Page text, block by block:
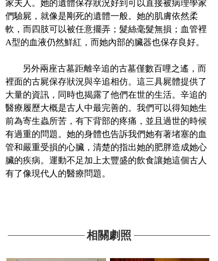
家夫人。她的遺體保存狀況好到可以直接被病理學家
們驗屍，就像是剛死的遺體一般。她的肌膚依然柔
軟，而四肢可以被任意擺弄；髮絲毫髮無損；血管裡
A型的血液仍然鮮紅，而她內部的臟器也保存良好。
另外兩座古墓距離辛追的古墓僅數百哩之遙，而
裡面的古屍保存狀況與辛追相仿。這三具屍體提供了
大量的資訊，同時也揭露了他們在世的生活。辛追的
醫療履歷大概是古人中最完善的。我們可以得知她生
前為寄生蟲所苦，有下背部的疼痛，並且過世的時候
有過重的問題。她的身體也告訴我們她有著堵塞的血
管和嚴重受損的心臟，清楚的指出她的肥胖造成她心
臟的疾病。運動不足加上太豐盛的飲食讓她這個古人
有了像現代人的醫療問題。
相關劇照